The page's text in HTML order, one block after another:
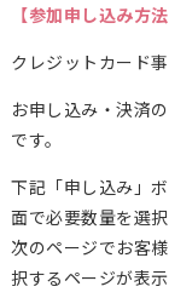
【参加申し込み方法
クレジットカード
お申し込み・決済
です。
下記「申し込み」
面で必要数量を選択
次のページでお客
択するページが表示